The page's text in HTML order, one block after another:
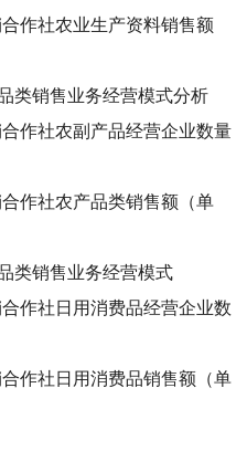
合作社农业生产资料销售额
类销售业务经营模式分析
合作社农副产品经营企业数量
合作社农产品类销售额（单
类销售业务经营模式
合作社日用消费品经营企业数
合作社日用消费品销售额（单